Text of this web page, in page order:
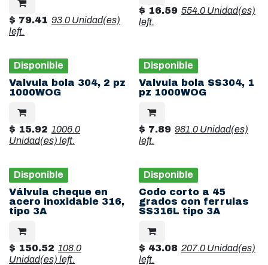
$ 79.41 93.0 Unidad(es)
left.
$ 16.59 554.0 Unidad(es)
left.
Disponible
Valvula bola 304, 2 pz
1000WOG
$ 15.92 1006.0
Unidad(es) left.
Disponible
Valvula bola SS304, 1
pz 1000WOG
$ 7.89 981.0 Unidad(es)
left.
Disponible
Válvula cheque en
acero inoxidable 316,
tipo 3A
$ 150.52 108.0
Unidad(es) left.
Disponible
Codo corto a 45
grados con ferrulas
SS316L tipo 3A
$ 43.08 207.0 Unidad(es)
left.